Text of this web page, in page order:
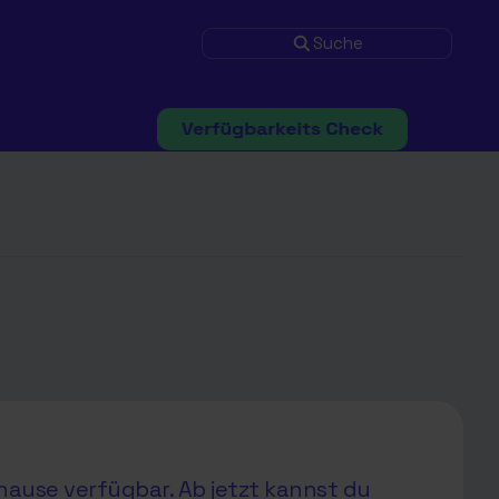
Suche
verfügbar. Ab jetzt kannst du